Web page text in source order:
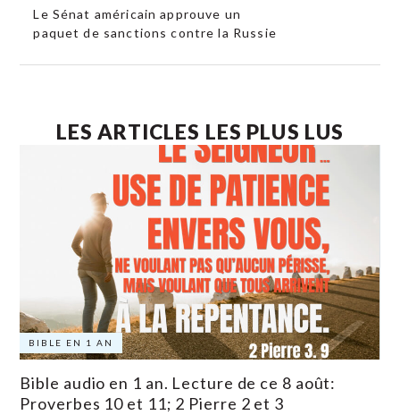
Le Sénat américain approuve un
paquet de sanctions contre la Russie
LES ARTICLES LES PLUS LUS
BIBLE EN 1 AN
Bible audio en 1 an. Lecture de ce 8 août:
Proverbes 10 et 11; 2 Pierre 2 et 3